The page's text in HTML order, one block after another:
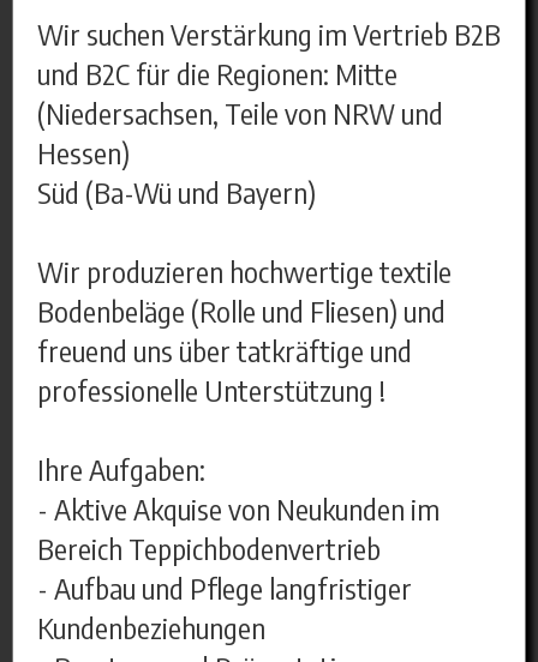
Wir suchen Verstärkung im Vertrieb B2B
und B2C für die Regionen: Mitte
(Niedersachsen, Teile von NRW und
Hessen)
Süd (Ba-Wü und Bayern)
Wir produzieren hochwertige textile
Bodenbeläge (Rolle und Fliesen) und
freuend uns über tatkräftige und
professionelle Unterstützung !
Ihre Aufgaben:
- Aktive Akquise von Neukunden im
Bereich Teppichbodenvertrieb
- Aufbau und Pflege langfristiger
Kundenbeziehungen